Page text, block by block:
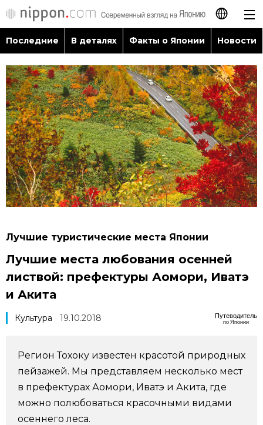
日本語
English
简体字
繁體字
Français
Español
Последние
В деталях
Факты о Японии
Фото/Видео
Разделы
Политика
Японский язык
Японский калейдоскоп
official SNS
Последние В деталях Факты о Японии Новости
Лучшие туристические места Японии
Лучшие места любования осенней
листвой: префектуры Аомори, Иватэ
и Акита
Путеводитель
по Японии
Культура 19.10.2018
Регион Тохоку известен красотой природных
пейзажей. Мы представляем несколько мест
в префектурах Аомори, Иватэ и Акита, где
можно полюбоваться красочными видами
осеннего леса.